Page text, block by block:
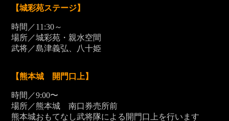
【城彩苑ステージ】
時間／11:30～
場所／城彩苑・親水空間
武将／島津義弘、八十姫
【熊本城 開門口上】
時間／9:00〜
場所／熊本城 南口券売所前
熊本城おもてなし武将隊による開門口上を行います